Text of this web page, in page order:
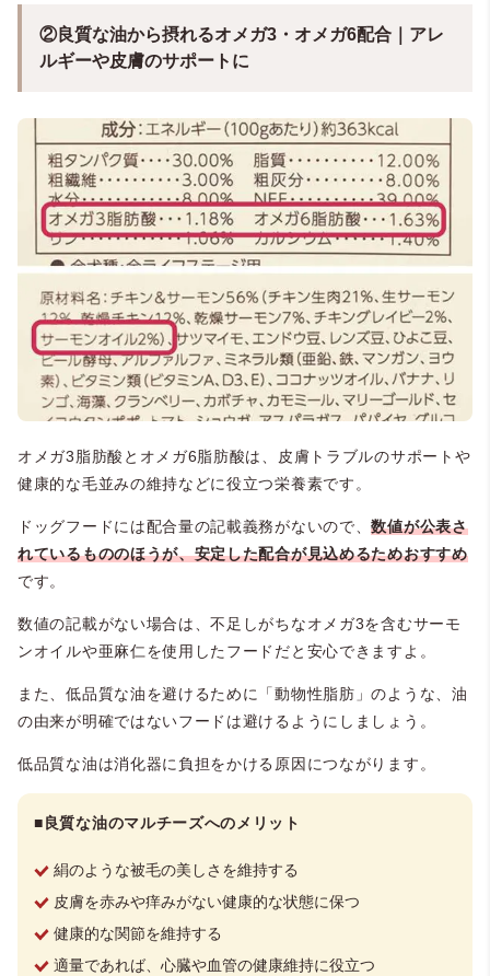
②良質な油から摂れるオメガ3・オメガ6配合｜アレ
ルギーや皮膚のサポートに
オメガ3脂肪酸とオメガ6脂肪酸は、皮膚トラブルのサポートや
健康的な毛並みの維持などに役立つ栄養素です。
ドッグフードには配合量の記載義務がないので、数値が公表さ
れているもののほうが、安定した配合が見込めるためおすすめ
です。
数値の記載がない場合は、不足しがちなオメガ3を含むサーモ
ンオイルや亜麻仁を使用したフードだと安心できますよ。
また、低品質な油を避けるために「動物性脂肪」のような、油
の由来が明確ではないフードは避けるようにしましょう。
低品質な油は消化器に負担をかける原因につながります。
■良質な油のマルチーズへのメリット
絹のような被毛の美しさを維持する
皮膚を赤みや痒みがない健康的な状態に保つ
健康的な関節を維持する
適量であれば、心臓や血管の健康維持に役立つ